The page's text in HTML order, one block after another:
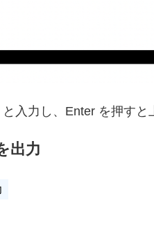
入力し、Enter を押すと
出力